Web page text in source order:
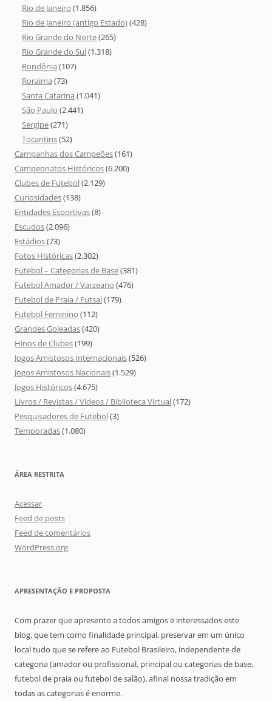
Rio de Janeiro (1.856)
Rio de Janeiro (antigo Estado)(428)
Rio Grande do Norte(265)
Rio Grande do Sul(1.318)
Rondônia (107)
Roraima (73)
Santa Catarina (1.041)
São Paulo (2.441)
Sergipe(271)
Tocantins(52)
Campanhas dos Campeões(161)
Campeonatos Históricos(6.200)
Clubes de Futebol(2.129)
Curiosidades(138)
Entidades Esportivas(8)
Escudos(2.096)
Estádios(73)
Fotos Históricas(2.302)
Futebol – Categorias de Base(381)
Futebol Amador / Varzeano (476)
Futebol de Praia / Futsal(179)
Futebol Feminino (112)
Grandes Goleadas(420)
Hinos de Clubes(199)
Jogos Amistosos Internacionais(526)
Jogos Amistosos Nacionais(1.529)
Jogos Históricos(4.675)
Livros / Revistas / Vídeos / Biblioteca Virtual(172)
Pesquisadores de Futebol(3)
Temporadas(1.080)
ÁREA RESTRITA
Acessar
Feed de posts
Feed de comentários
WordPress.org
APRESENTAÇÃO E PROPOSTA
Com prazer que apresento a todos amigos e interessados este
blog, que tem como finalidade principal, preservar em um único
local tudo que se refere ao Futebol Brasileiro, independente de
categoria (amador ou profissional, principal ou categorias de base,
futebol de praia ou futebol de salão), afinal nossa tradição em
todas as categorias é enorme.